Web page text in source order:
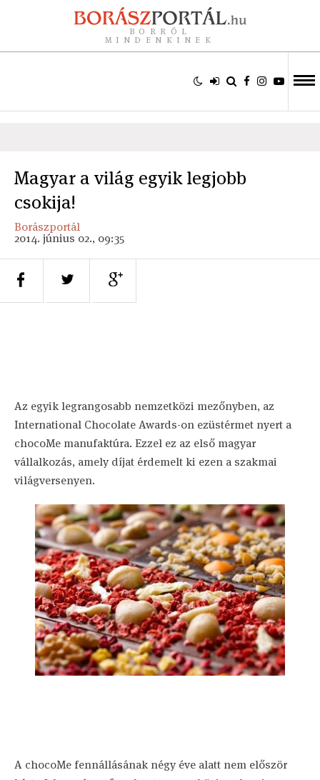
BORRÓL
MINDENKINEK
Magyar a világ egyik legjobb
csokija!
Borászportál
2014. június 02., 09:35
Az egyik legrangosabb nemzetközi mezőnyben, az
International Chocolate Awards-on ezüstérmet nyert a
chocoMe manufaktúra. Ezzel ez az első magyar
vállalkozás, amely díjat érdemelt ki ezen a szakmai
világversenyen.
A chocoMe fennállásának négy éve alatt nem először